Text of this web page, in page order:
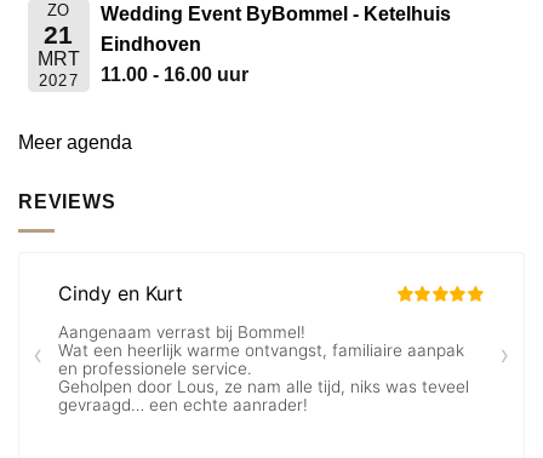
ZO
21
MRT
2027
Wedding Event ByBommel - Ketelhuis
Eindhoven
11.00 - 16.00 uur
Meer agenda
REVIEWS